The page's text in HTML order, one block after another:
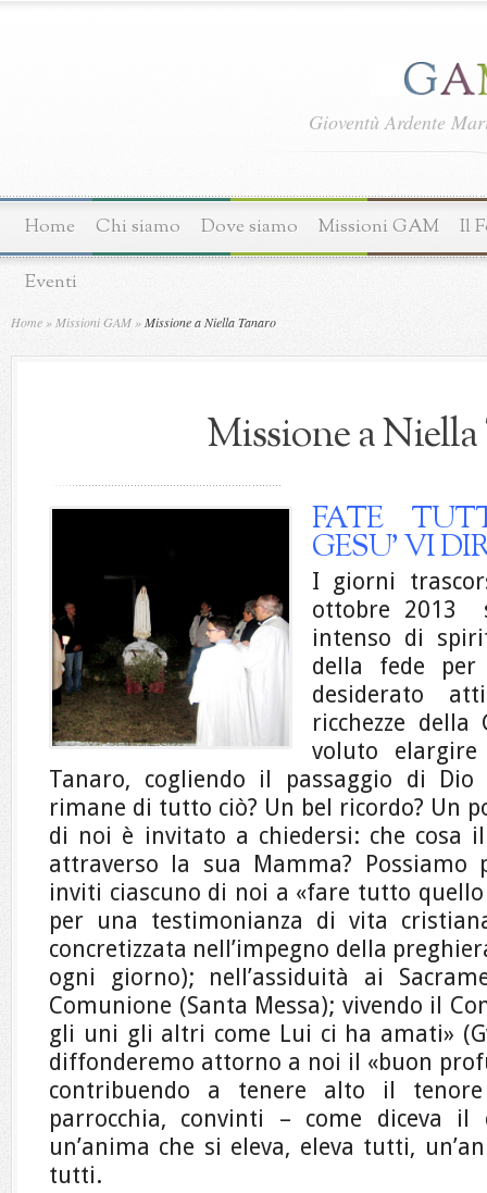
Gioventù Ardente
Home Chi siamo Dove siamo Missioni GAM Il
Eventi
Home » Missioni GAM »Missione a Niella Tanaro
Missione a
FATE
GESU’ VI
I giorni
ottobre 2013
intenso di
della fede
desiderato
ricchezze
voluto
Tanaro, cogliendo il passaggio di
rimane di tutto ciò? Un bel ricordo? Un
di noi è invitato a chiedersi: che cosa
attraverso la sua Mamma? Possiamo
inviti ciascuno di noi a «fare tutto quello
per una testimonianza di vita
concretizzata nell’impegno della
ogni giorno); nell’assiduità ai
Comunione (Santa Messa); vivendo il
gli uni gli altri come Lui ci ha amati»
diffonderemo attorno a noi il «buon
contribuendo a tenere alto il
parrocchia, convinti – come diceva il
un’anima che si eleva, eleva tutti,
tutti.